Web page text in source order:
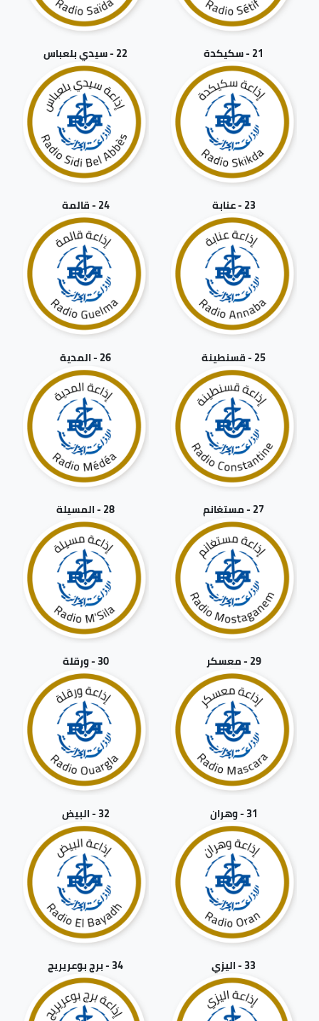
21 - سكيكدة 22 - سيدي بلعباس
23 - عنابة 24 - قالمة
25 - قسنطينة 26 - المدية
27 - مستغانم 28 - المسيلة
29 - معسكر 30 - ورقلة
31 - وهران 32 - البيض
33 - اليزي 34 - برج بوعريريج